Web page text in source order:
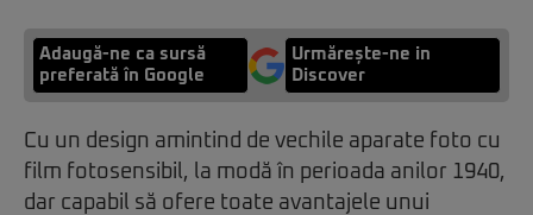
Adaugă-ne ca sursă
preferată în Google
Urmărește-ne in
Discover
Cu un design amintind de vechile aparate foto cu
film fotosensibil, la modă în perioada anilor 1940,
dar capabil să ofere toate avantajele unui